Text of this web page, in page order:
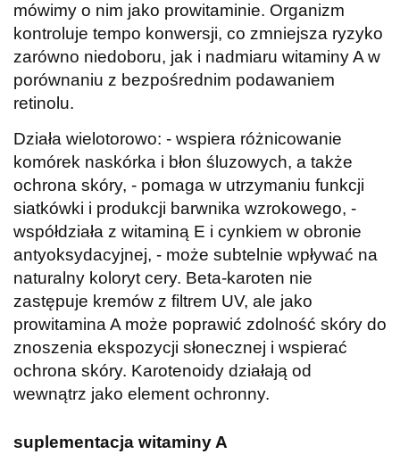
mówimy o nim jako prowitaminie. Organizm
kontroluje tempo konwersji, co zmniejsza ryzyko
zarówno niedoboru, jak i nadmiaru witaminy A w
porównaniu z bezpośrednim podawaniem
retinolu.
Działa wielotorowo: - wspiera różnicowanie
komórek naskórka i błon śluzowych, a także
ochrona skóry, - pomaga w utrzymaniu funkcji
siatkówki i produkcji barwnika wzrokowego, -
współdziała z witaminą E i cynkiem w obronie
antyoksydacyjnej, - może subtelnie wpływać na
naturalny koloryt cery. Beta-karoten nie
zastępuje kremów z filtrem UV, ale jako
prowitamina A może poprawić zdolność skóry do
znoszenia ekspozycji słonecznej i wspierać
ochrona skóry. Karotenoidy działają od
wewnątrz jako element ochronny.
suplementacja witaminy A